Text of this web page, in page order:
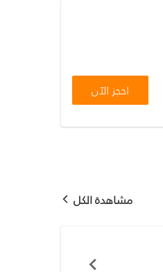
احجز الآن
مشاهدة الكل